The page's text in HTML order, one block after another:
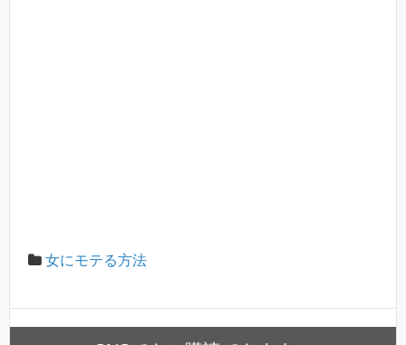
女にモテる方法